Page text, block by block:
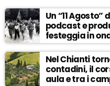
Un “11
podcast e
festeggia in
Nel Chianti
contadini, il
aula e tra i